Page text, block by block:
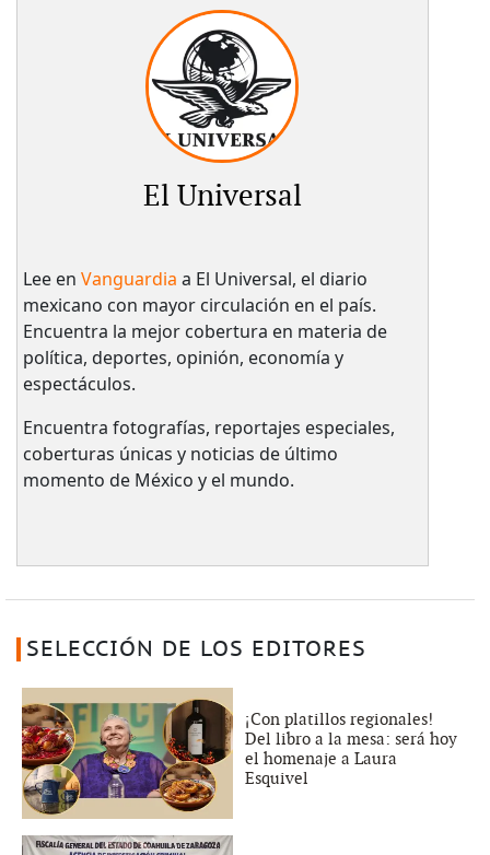
El Universal
Lee en Vanguardia a El Universal, el diario
mexicano con mayor circulación en el país.​
Encuentra la mejor cobertura en materia de
política, deportes, opinión, economía y
espectáculos.
Encuentra fotografías, reportajes especiales,
coberturas únicas y noticias de último
momento de México y el mundo.
SELECCIÓN DE LOS EDITORES
¡Con platillos regionales!
Del libro a la mesa: será hoy
el homenaje a Laura
Esquivel